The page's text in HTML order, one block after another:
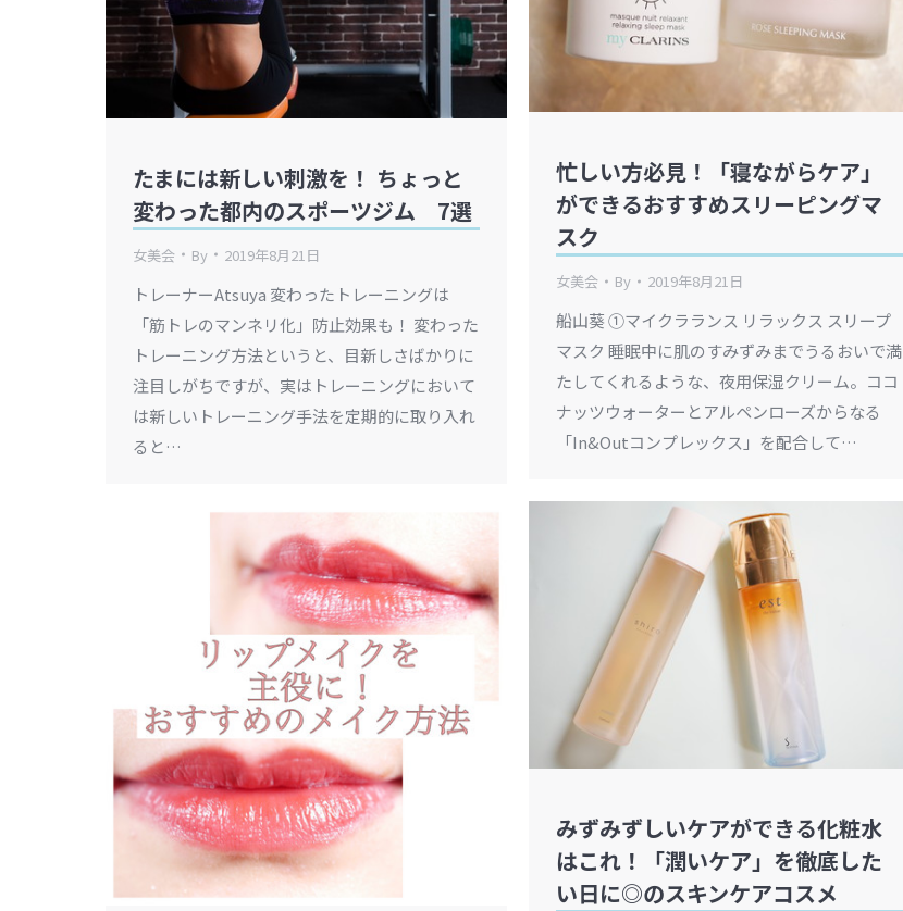
たまには新しい刺激を！ ちょっと
変わった都内のスポーツジム 7選
女美会 By 2019年8月21日
トレーナーAtsuya 変わったトレーニングは
「筋トレのマンネリ化」防止効果も！ 変わった
トレーニング方法というと、目新しさばかりに
注目しがちですが、実はトレーニングにおいて
は新しいトレーニング手法を定期的に取り入れ
ると…
忙しい方必見！「寝ながらケア」
ができるおすすめスリーピングマ
スク
女美会 By 2019年8月21日
船山葵 ①マイクラランス リラックス スリープ
マスク 睡眠中に肌のすみずみまでうるおいで満
たしてくれるような、夜用保湿クリーム。ココ
ナッツウォーターとアルペンローズからなる
「In&Outコンプレックス」を配合して…
みずみずしいケアができる化粧水
はこれ！「潤いケア」を徹底した
い日に◎のスキンケアコスメ